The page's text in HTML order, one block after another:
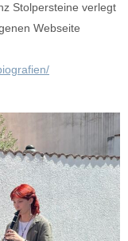
Stolpersteine verlegt
Webseite